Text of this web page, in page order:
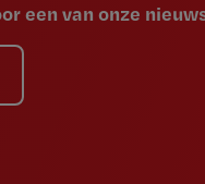
een van onze